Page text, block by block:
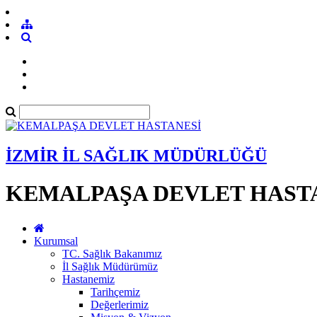
İZMİR İL SAĞLIK MÜDÜRLÜĞÜ
KEMALPAŞA DEVLET
Kurumsal
TC. Sağlık Bakanımız
İl Sağlık Müdürümüz
Hastanemiz
Tarihçemiz
Değerlerimiz